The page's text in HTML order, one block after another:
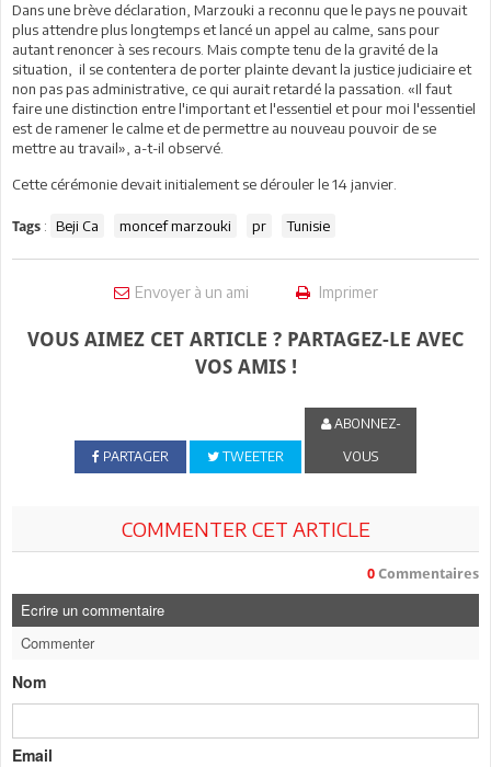
Dans une brève déclaration, Marzouki a reconnu que le pays ne pouvait
plus attendre plus longtemps et lancé un appel au calme, sans pour
autant renoncer à ses recours. Mais compte tenu de la gravité de la
situation, il se contentera de porter plainte devant la justice judiciaire et
non pas pas administrative, ce qui aurait retardé la passation. «Il faut
faire une distinction entre l'important et l'essentiel et pour moi l'essentiel
est de ramener le calme et de permettre au nouveau pouvoir de se
mettre au travail», a-t-il observé.
Cette cérémonie devait initialement se dérouler le 14 janvier.
Tags : Beji Ca moncef marzouki pr Tunisie
Envoyer à un ami Imprimer
VOUS AIMEZ CET ARTICLE ? PARTAGEZ-LE AVEC
VOS AMIS !
PARTAGER TWEETER
ABONNEZ-
VOUS
COMMENTER CET ARTICLE
0 Commentaires
Ecrire un commentaire
Commenter
Nom
Email